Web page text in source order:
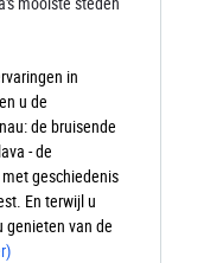
in
u de
de bruisende
- de
geschiedenis
En terwijl u
genieten van de